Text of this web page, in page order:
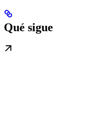
Qué sigue